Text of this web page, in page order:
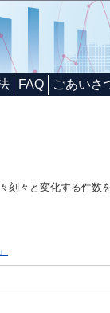
FAQ ごあいさ
々と変化する件数